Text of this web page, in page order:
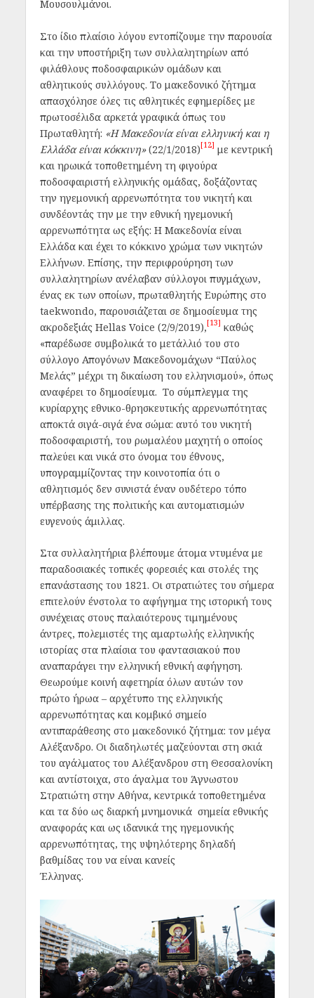
Μουσουλμάνοι.
Στο ίδιο πλαίσιο λόγου εντοπίζουμε την παρουσία
και την υποστήριξη των συλλαλητηρίων από
φιλάθλους ποδοσφαιρικών ομάδων και
αθλητικούς συλλόγους. Το μακεδονικό ζήτημα
απασχόλησε όλες τις αθλητικές εφημερίδες με
πρωτοσέλιδα αρκετά γραφικά όπως του
Πρωταθλητή: «Η Μακεδονία είναι ελληνική και η
Ελλάδα είναι κόκκινη»(22/1/2018)[12] με κεντρική
και ηρωικά τοποθετημένη τη φιγούρα
ποδοσφαιριστή ελληνικής ομάδας, δοξάζοντας
την ηγεμονική αρρενωπότητα του νικητή και
συνδέοντάς την με την εθνική ηγεμονική
αρρενωπότητα ως εξής: Η Μακεδονία είναι
Ελλάδα και έχει το κόκκινο χρώμα των νικητών
Ελλήνων. Επίσης, την περιφρούρηση των
συλλαλητηρίων ανέλαβαν σύλλογοι πυγμάχων,
ένας εκ των οποίων, πρωταθλητής Ευρώπης στο
taekwondo, παρουσιάζεται σε δημοσίευμα της
ακροδεξιάς Hellas Voice (2/9/2019),[13] καθώς
«παρέδωσε συμβολικά το μετάλλιό του στο
σύλλογο Απογόνων Μακεδονομάχων “Παύλος
Μελάς” μέχρι τη δικαίωση του ελληνισμού», όπως
αναφέρει το δημοσίευμα. Το σύμπλεγμα της
κυρίαρχης εθνικο-θρησκευτικής αρρενωπότητας
αποκτά σιγά-σιγά ένα σώμα: αυτό του νικητή
ποδοσφαιριστή, του ρωμαλέου μαχητή ο οποίος
παλεύει και νικά στο όνομα του έθνους,
υπογραμμίζοντας την κοινοτοπία ότι ο
αθλητισμός δεν συνιστά έναν ουδέτερο τόπο
υπέρβασης της πολιτικής και αυτοματισμών
ευγενούς άμιλλας.
Στα συλλαλητήρια βλέπουμε άτομα ντυμένα με
παραδοσιακές τοπικές φορεσιές και στολές της
επανάστασης του 1821. Οι στρατιώτες του σήμερα
επιτελούν ένστολα το αφήγημα της ιστορική τους
συνέχειας στους παλαιότερους τιμημένους
άντρες, πολεμιστές της αμαρτωλής ελληνικής
ιστορίας στα πλαίσια του φαντασιακού που
αναπαράγει την ελληνική εθνική αφήγηση.
Θεωρούμε κοινή αφετηρία όλων αυτών τον
πρώτο ήρωα – αρχέτυπο της ελληνικής
αρρενωπότητας και κομβικό σημείο
αντιπαράθεσης στο μακεδονικό ζήτημα: τον μέγα
Αλέξανδρο. Οι διαδηλωτές μαζεύονται στη σκιά
του αγάλματος του Αλέξανδρου στη Θεσσαλονίκη
και αντίστοιχα, στο άγαλμα του Άγνωστου
Στρατιώτη στην Αθήνα, κεντρικά τοποθετημένα
και τα δύο ως διαρκή μνημονικά σημεία εθνικής
αναφοράς και ως ιδανικά της ηγεμονικής
αρρενωπότητας, της υψηλότερης δηλαδή
βαθμίδας του να είναι κανείς
Έλληνας.